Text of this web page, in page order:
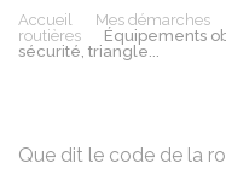
Accueil Mes démarches
routières
Équipements
sécurité, triangle...
Que dit le code de la